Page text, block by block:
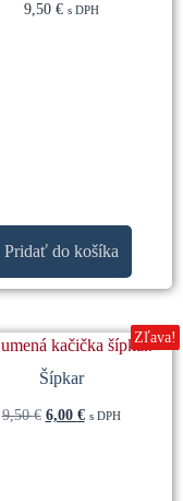
9,50 € s DPH
Pridať do košíka
Zľava!
Šípkar
9,50€ 6,00 € s DPH